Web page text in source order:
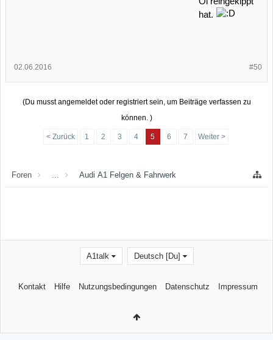
hat.
#50
02.06.2016
(Du musst angemeldet oder registriert sein, um Beiträge verfassen zu
können. )
< Zurück 1 2 3 4 5 6 7 Weiter >
Foren ... Audi A1 Felgen & Fahrwerk
A1talk Deutsch [Du]
Kontakt Hilfe Nutzungsbedingungen Datenschutz Impressum